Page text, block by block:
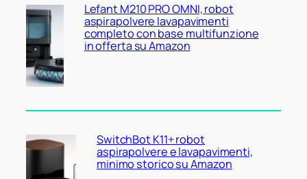
Lefant M210 PRO OMNI, robot
aspirapolvere lavapavimenti
completo con base multifunzione
in offerta su Amazon
SwitchBot K11+ robot
aspirapolvere e lavapavimenti,
minimo storico su Amazon